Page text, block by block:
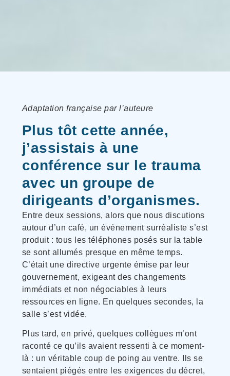
Adaptation française par l’auteure
Plus tôt cette année,
j’assistais à une
conférence sur le trauma
avec un groupe de
dirigeants d’organismes.
Entre deux sessions, alors que nous discutions
autour d’un café, un événement surréaliste s’est
produit : tous les téléphones posés sur la table
se sont allumés presque en même temps.
C’était une directive urgente émise par leur
gouvernement, exigeant des changements
immédiats et non négociables à leurs
ressources en ligne. En quelques secondes, la
salle s’est vidée.
Plus tard, en privé, quelques collègues m’ont
raconté ce qu’ils avaient ressenti à ce moment-
là : un véritable coup de poing au ventre. Ils se
sentaient piégés entre les exigences du décret,